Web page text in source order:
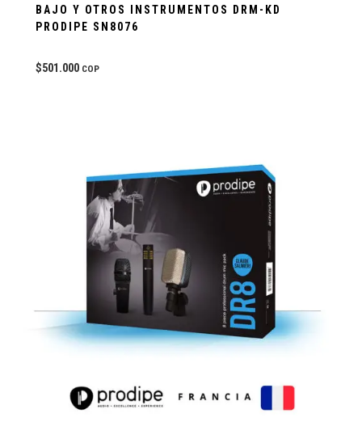
BAJO Y OTROS INSTRUMENTOS DRM-KD
PRODIPE SN8076
$501.000 COP